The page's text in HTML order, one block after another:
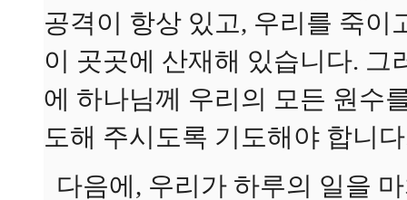
공격이 항상 있고, 우리를 죽
이 곳곳에 산재해 있습니다. 그
에 하나님께 우리의 모든 원수
도해 주시도록 기도해야 합니
다음에, 우리가 하루의 일을